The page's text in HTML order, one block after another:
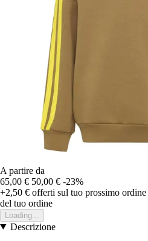
A partire da
65,00 € 50,00 € -23%
+2,50 € offerti sul tuo prossimo ordine
del tuo ordine
Loading...
Descrizione